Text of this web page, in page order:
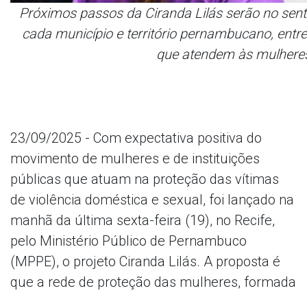
Próximos passos da Ciranda Lilás serão no
cada município e território pernambucano,
que atendem às
23/09/2025 - Com expectativa positiva do
movimento de mulheres e de instituições
públicas que atuam na proteção das vítimas
de violência doméstica e sexual, foi lançado na
manhã da última sexta-feira (19), no Recife,
pelo Ministério Público de Pernambuco
(MPPE), o projeto Ciranda Lilás. A proposta é
que a rede de proteção das mulheres, formada